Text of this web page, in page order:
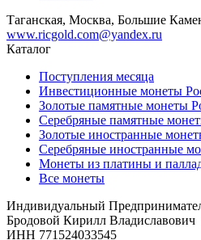
Таганская, Москва, Большие
www.ricgold.com@yandex.ru
Каталог
Поступления месяца
Инвестиционные монеты
Золотые памятные монеты
Серебряные памятные
Золотые иностранные
Серебряные иностранные
Монеты из платины и
Все монеты
Индивидуальный
Бродовой Кирилл Владиславович
ИНН 771524033545